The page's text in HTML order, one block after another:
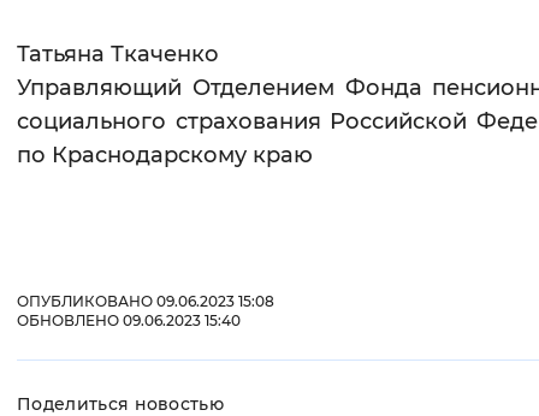
Татьяна Ткаченко
Управляющий Отделением Фонда
социального страхования Российской
по Краснодарскому краю
ОПУБЛИКОВАНО 09.06.2023 15:08
ОБНОВЛЕНО 09.06.2023 15:40
Поделиться новостью